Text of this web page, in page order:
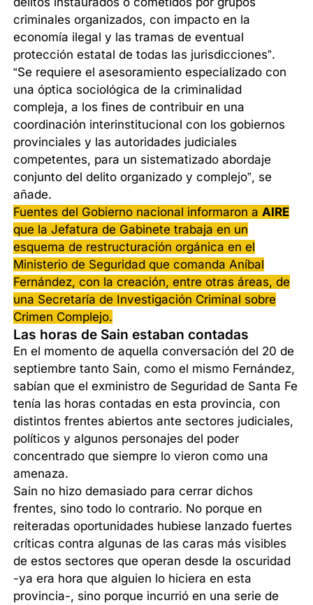
criminales organizados, con impacto en la
economía ilegal y las tramas de eventual
protección estatal de todas las jurisdicciones”.
“Se requiere el asesoramiento especializado con
una óptica sociológica de la criminalidad
compleja, a los fines de contribuir en una
coordinación interinstitucional con los gobiernos
provinciales y las autoridades judiciales
competentes, para un sistematizado abordaje
conjunto del delito organizado y complejo”, se
añade.
Fuentes del Gobierno nacional informaron a AIRE
que la Jefatura de Gabinete trabaja en un
esquema de restructuración orgánica en el
Ministerio de Seguridad que comanda Aníbal
Fernández, con la creación, entre otras áreas, de
una Secretaría de Investigación Criminal sobre
Crimen Complejo.
Las horas de Sain estaban contadas
En el momento de aquella conversación del 20 de
septiembre tanto Sain, como el mismo Fernández,
sabían que el exministro de Seguridad de Santa Fe
tenía las horas contadas en esta provincia, con
distintos frentes abiertos ante sectores judiciales,
políticos y algunos personajes del poder
concentrado que siempre lo vieron como una
amenaza.
Sain no hizo demasiado para cerrar dichos
frentes, sino todo lo contrario. No porque en
reiteradas oportunidades hubiese lanzado fuertes
críticas contra algunas de las caras más visibles
de estos sectores que operan desde la oscuridad
-ya era hora que alguien lo hiciera en esta
provincia-, sino porque incurrió en una serie de